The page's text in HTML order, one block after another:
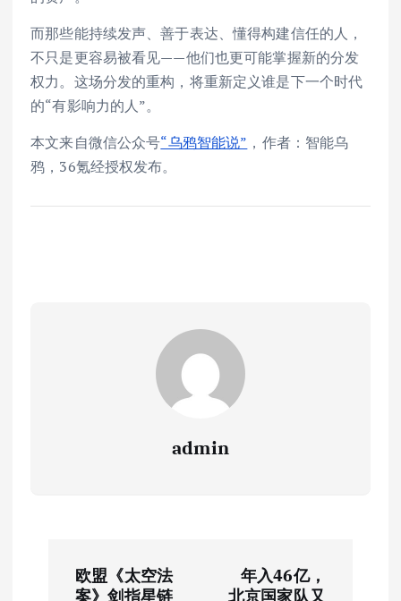
而那些能持续发声、善于表达、懂得构建信任的人，
不只是更容易被看见——他们也更可能掌握新的分发
权力。这场分发的重构，将重新定义谁是下一个时代
的“有影响力的人”。
本文来自微信公众号“乌鸦智能说” ，作者：智能乌
鸦，36氪经授权发布。
admin
欧盟《太空法
案》剑指星链
年入46亿，
北京国家队又